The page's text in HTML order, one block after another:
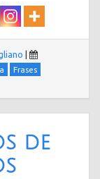
|
Frases
de